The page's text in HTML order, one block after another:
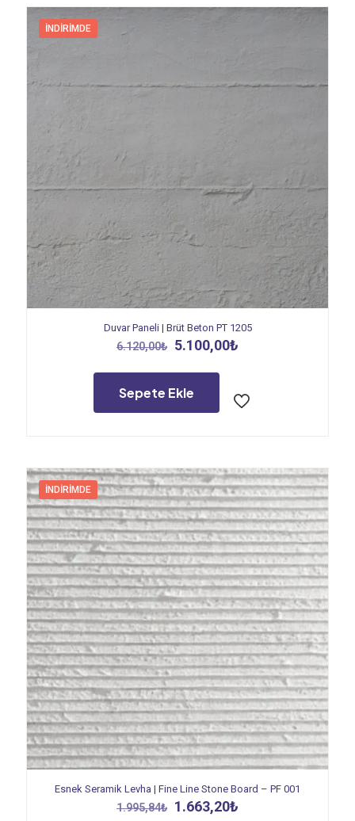
İNDIRIMDE
Duvar Paneli | Brüt Beton PT 1205
6.120,00₺ Orijinal
6.120,00₺.
5.100,00₺
Sepete Ekle
İNDIRIMDE
Esnek Seramik Levha | Fine Line Stone Board – PF 001
1.995,84₺ Orijinal
1.663,20₺